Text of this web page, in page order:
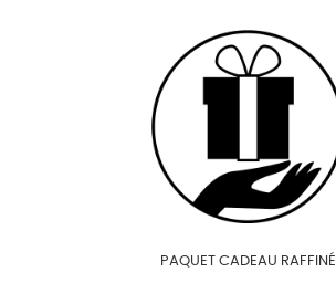
PAQUET CADEAU RAFFINÉ